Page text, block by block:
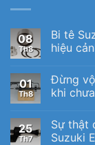
08
Th8
Bi tê
hiệu
01
Th8
Đừng
khi
25
Th7
Sự thật
Suzuki